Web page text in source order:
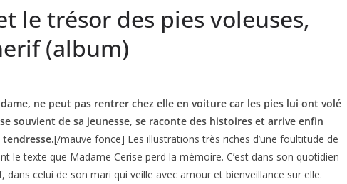
le trésor des pies voleuses,
(album)
ne peut pas rentrer chez elle en voiture car les pies lui ont volé
souvient de sa jeunesse, se raconte des histoires et arrive enfin
tendresse.[/mauve fonce] Les illustrations très riches d’une foultitude de
le texte que Madame Cerise perd la mémoire. C’est dans son quotidien
celui de son mari qui veille avec amour et bienveillance sur elle.